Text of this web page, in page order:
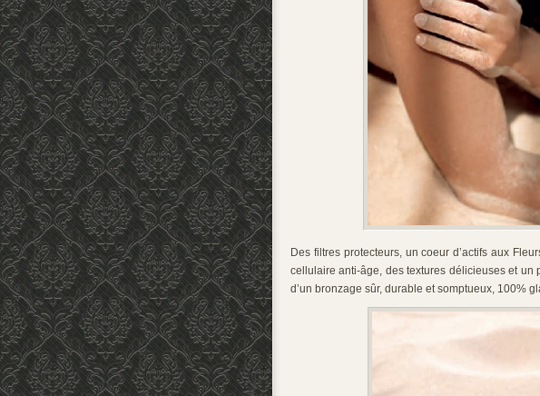
Des filtres protecteurs, un coeur d’actifs aux
cellulaire anti-âge, des textures délicieuses et un
d’un bronzage sûr, durable et somptueux, 100%